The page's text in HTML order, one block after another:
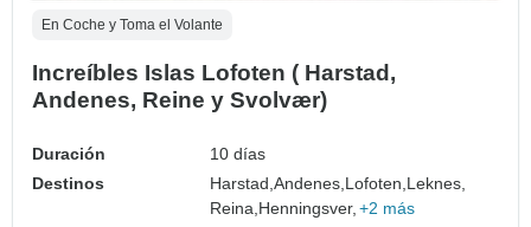
En Coche y Toma el Volante
Increíbles Islas Lofoten ( Harstad,
Andenes, Reine y Svolvær)
Duración
10 días
Destinos
Harstad,Andenes, Lofoten, Leknes,
Reina, Henningsver, +2 más